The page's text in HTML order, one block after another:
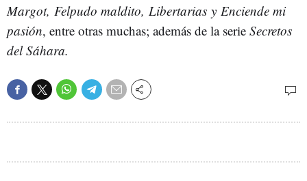
Margot, Felpudo maldito, Libertarias y Enciende mi
pasión, entre otras muchas; además de la serie Secretos
del Sáhara.